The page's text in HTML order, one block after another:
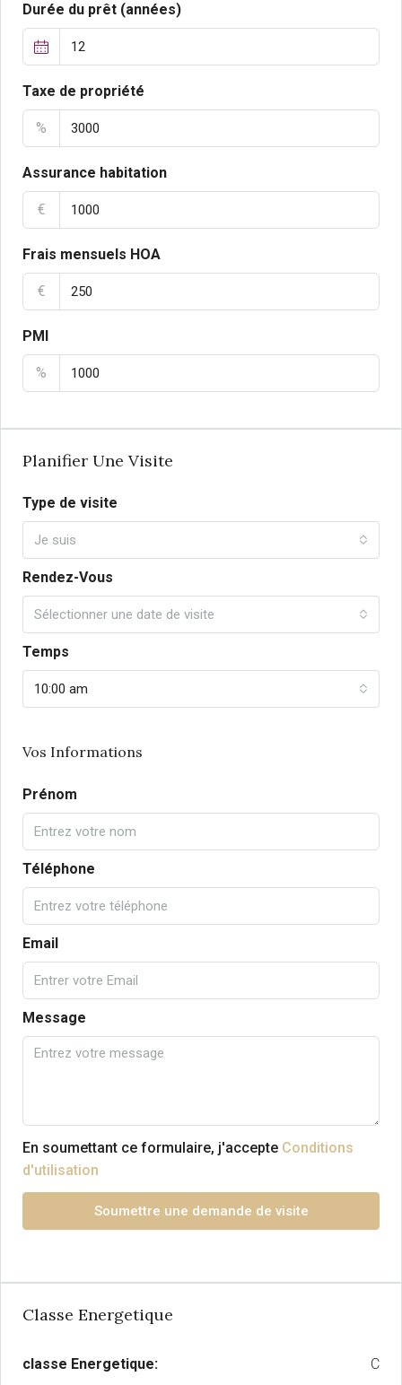
Durée du prêt (années)
Taxe de propriété
%
Assurance habitation
€
Frais mensuels HOA
€
PMI
%
Planifier Une Visite
Type de visite
Je suis
Rendez-Vous
Sélectionner une date de visite
Temps
10:00 am
Vos Informations
Prénom
Téléphone
Email
Message
En soumettant ce formulaire, j'accepte Conditions
d'utilisation
Soumettre une demande de visite
Classe Energetique
classe Energetique: C